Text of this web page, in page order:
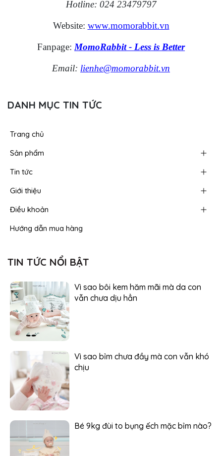
Hotline: 024 23479797
Website: www.momorabbit.vn
Fanpage: MomoRabbit - Less is Better
Email: lienhe@momorabbit.vn
DANH MỤC TIN TỨC
Trang chủ
Sản phẩm
Tin tức
Giới thiệu
Điều khoản
Hướng dẫn mua hàng
TIN TỨC NỔI BẬT
Vì sao bôi kem hăm mãi mà da con
vẫn chưa dịu hẳn
Vì sao bỉm chưa đầy mà con vẫn khó
chịu
Bé 9kg đùi to bụng ếch mặc bỉm nào?